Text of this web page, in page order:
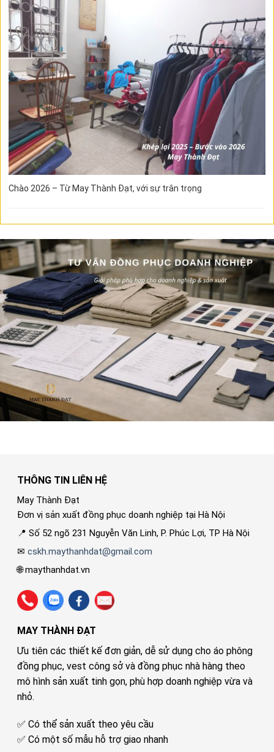
Chào 2026 – Từ May Thành Đạt, với sự trân trọng
THÔNG TIN LIÊN HỆ
May Thành Đạt
Đơn vị sản xuất đồng phục doanh nghiệp tại Hà Nội
📍 Số 52 ngõ 231 Nguyễn Văn Linh, P. Phúc Lợi, TP Hà Nội
✉cskh.maythanhdat@gmail.com
🌐 maythanhdat.vn
MAY THÀNH ĐẠT
Ưu tiên các thiết kế đơn giản, dễ sử dụng cho áo phông
đồng phục, vest công sở và đồng phục nhà hàng theo
mô hình sản xuất tinh gọn, phù hợp doanh nghiệp vừa và
nhỏ.
✅ Có thể sản xuất theo yêu cầu
✅ Có một số mẫu hỗ trợ giao nhanh